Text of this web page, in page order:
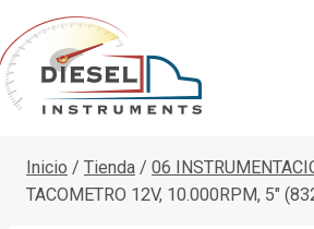
Saltar
al
contenido
Inicio / Tienda / 06
TACOMETRO 12V, 10.000RPM, 5″